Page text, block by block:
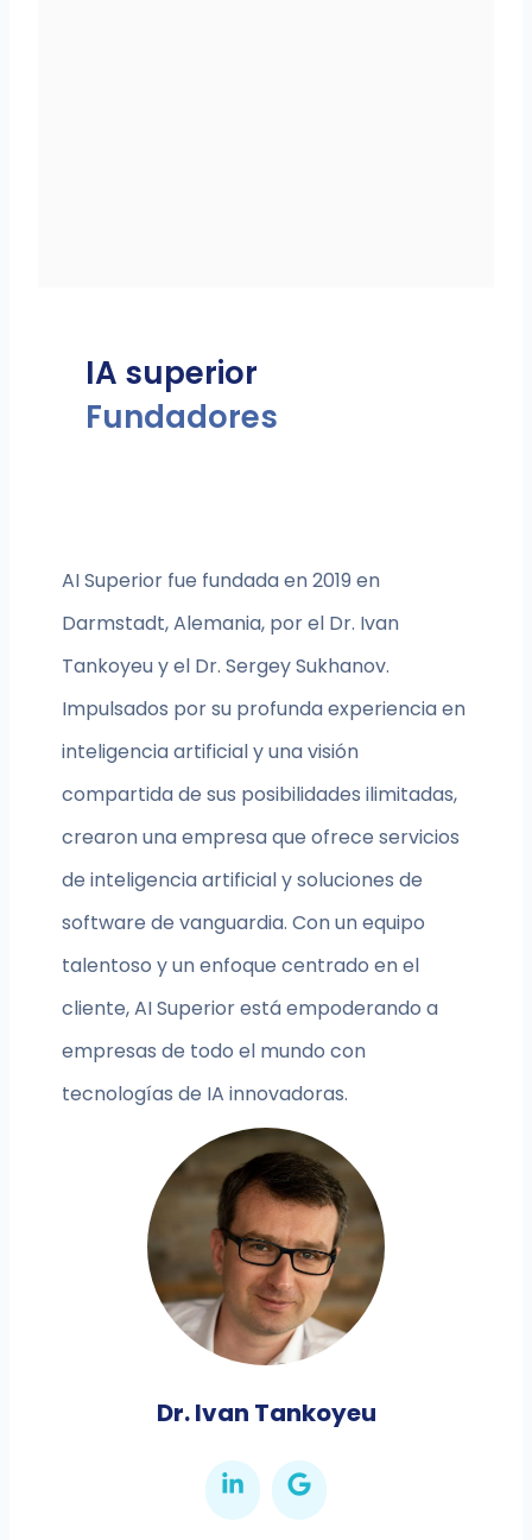
IA superior
Fundadores
AI Superior fue fundada en 2019 en
Darmstadt, Alemania, por el Dr. Ivan
Tankoyeu y el Dr. Sergey Sukhanov.
Impulsados por su profunda experiencia en
inteligencia artificial y una visión
compartida de sus posibilidades ilimitadas,
crearon una empresa que ofrece servicios
de inteligencia artificial y soluciones de
software de vanguardia. Con un equipo
talentoso y un enfoque centrado en el
cliente, AI Superior está empoderando a
empresas de todo el mundo con
tecnologías de IA innovadoras.
Dr. Ivan Tankoyeu